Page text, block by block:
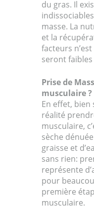
du gras. Il
masse. La
et la
facteurs
seront
Prise de
musculaire ?
En effet, bien
réalité
musculaire,
sèche
graisse et
sans rien:
représente
pour
première
musculaire.